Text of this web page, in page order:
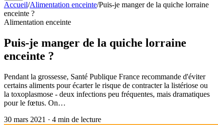
Accueil/Alimentation enceinte/Puis-je manger de la quiche lorraine
enceinte ?
Alimentation enceinte
Puis-je manger de la quiche lorraine
enceinte ?
Pendant la grossesse, Santé Publique France recommande d'éviter
certains aliments pour écarter le risque de contracter la listériose ou
la toxoplasmose - deux infections peu fréquentes, mais dramatiques
pour le fœtus. On…
30 mars 2021 · 4 min de lecture